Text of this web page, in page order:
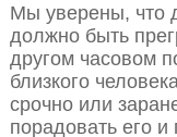
Мы уверены, что
должно быть
другом часовом
близкого
срочно или
порадовать его и